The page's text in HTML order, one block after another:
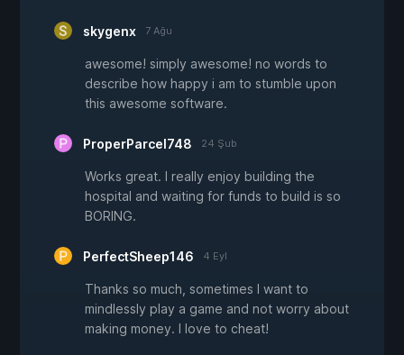
skygenx 7 Ağu
awesome! simply awesome! no words to
describe how happy i am to stumble upon
this awesome software.
ProperParcel748 24 Şub
Works great. I really enjoy building the
hospital and waiting for funds to build is so
BORING.
PerfectSheep146 4 Eyl
Thanks so much, sometimes I want to
mindlessly play a game and not worry about
making money. I love to cheat!